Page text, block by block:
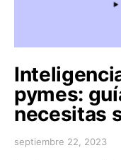
pymes:
necesitas
septiembre 22, 2023